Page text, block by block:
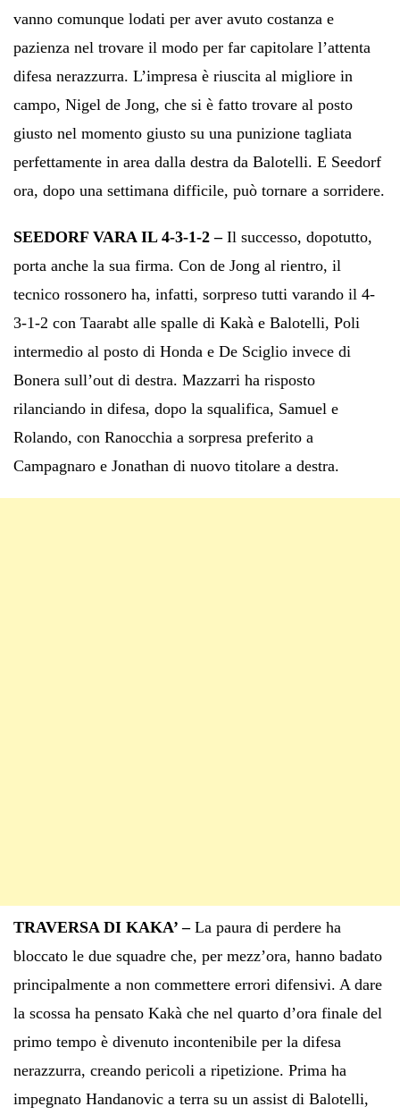
vanno comunque lodati per aver avuto costanza e
pazienza nel trovare il modo per far capitolare l’attenta
difesa nerazzurra. L’impresa è riuscita al migliore in
campo, Nigel de Jong, che si è fatto trovare al posto
giusto nel momento giusto su una punizione tagliata
perfettamente in area dalla destra da Balotelli. E Seedorf
ora, dopo una settimana difficile, può tornare a sorridere.
SEEDORF VARA IL 4-3-1-2 –Il successo, dopotutto,
porta anche la sua firma. Con de Jong al rientro, il
tecnico rossonero ha, infatti, sorpreso tutti varando il 4-
3-1-2 con Taarabt alle spalle di Kakà e Balotelli, Poli
intermedio al posto di Honda e De Sciglio invece di
Bonera sull’out di destra. Mazzarri ha risposto
rilanciando in difesa, dopo la squalifica, Samuel e
Rolando, con Ranocchia a sorpresa preferito a
Campagnaro e Jonathan di nuovo titolare a destra.
TRAVERSA DI KAKA’ –La paura di perdere ha
bloccato le due squadre che, per mezz’ora, hanno badato
principalmente a non commettere errori difensivi. A dare
la scossa ha pensato Kakà che nel quarto d’ora finale del
primo tempo è divenuto incontenibile per la difesa
nerazzurra, creando pericoli a ripetizione. Prima ha
impegnato Handanovic a terra su un assist di Balotelli,